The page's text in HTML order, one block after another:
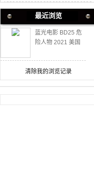
最近浏览
蓝光电影 BD25 危
险人物 2021 美国
清除我的浏览记录